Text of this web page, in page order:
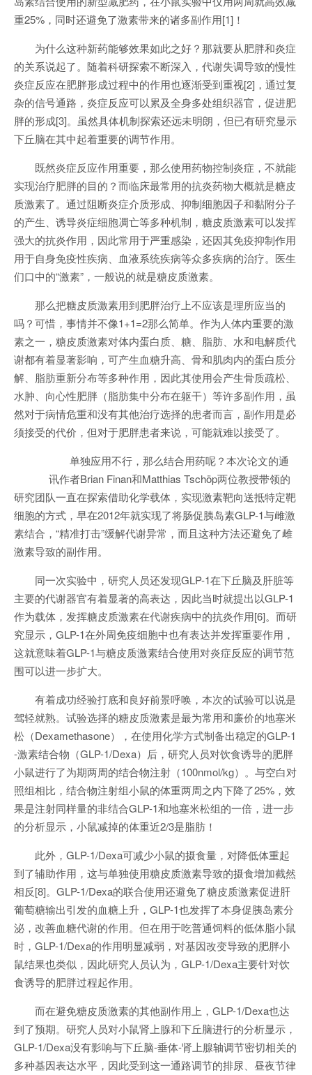
重25%，同时还避免了激素带来的诸多副作用[1]！
为什么这种新药能够效果如此之好？那就要从肥胖和炎症
的关系说起了。随着科研探索不断深入，代谢失调导致的慢性
炎症反应在肥胖形成过程中的作用也逐渐受到重视[2]，通过复
杂的信号通路，炎症反应可以累及全身多处组织器官，促进肥
胖的形成[3]。虽然具体机制探索还远未明朗，但已有研究显示
下丘脑在其中起着重要的调节作用。
既然炎症反应作用重要，那么使用药物控制炎症，不就能
实现治疗肥胖的目的？而临床最常用的抗炎药物大概就是糖皮
质激素了。通过阻断炎症介质形成、抑制细胞因子和黏附分子
的产生、诱导炎症细胞凋亡等多种机制，糖皮质激素可以发挥
强大的抗炎作用，因此常用于严重感染，还因其免疫抑制作用
用于自身免疫性疾病、血液系统疾病等众多疾病的治疗。医生
们口中的“激素”，一般说的就是糖皮质激素。
那么把糖皮质激素用到肥胖治疗上不应该是理所应当的
吗？可惜，事情并不像1+1=2那么简单。作为人体内重要的激
素之一，糖皮质激素对体内蛋白质、糖、脂肪、水和电解质代
谢都有着显著影响，可产生血糖升高、骨和肌肉内的蛋白质分
解、脂肪重新分布等多种作用，因此其使用会产生骨质疏松、
水肿、向心性肥胖（脂肪集中分布在躯干）等许多副作用，虽
然对于病情危重和没有其他治疗选择的患者而言，副作用是必
须接受的代价，但对于肥胖患者来说，可能就难以接受了。
单独应用不行，那么结合用药呢？本次论文的通
讯作者Brian Finan和Matthias Tschöp两位教授带领的
研究团队一直在探索借助化学载体，实现激素靶向送抵特定靶
细胞的方式，早在2012年就实现了将肠促胰岛素GLP-1与雌激
素结合，“精准打击”缓解代谢异常，而且这种方法还避免了雌
激素导致的副作用。
同一次实验中，研究人员还发现GLP-1在下丘脑及肝脏等
主要的代谢器官有着显著的高表达，因此当时就提出以GLP-1
作为载体，发挥糖皮质激素在代谢疾病中的抗炎作用[6]。而研
究显示，GLP-1在外周免疫细胞中也有表达并发挥重要作用，
这就意味着GLP-1与糖皮质激素结合使用对炎症反应的调节范
围可以进一步扩大。
有着成功经验打底和良好前景呼唤，本次的试验可以说是
驾轻就熟。试验选择的糖皮质激素是最为常用和廉价的地塞米
松（Dexamethasone），在使用化学方式制备出稳定的GLP-1
-激素结合物（GLP-1/Dexa）后，研究人员对饮食诱导的肥胖
小鼠进行了为期两周的结合物注射（100nmol/kg）。与空白对
照组相比，结合物注射组小鼠的体重两周之内下降了25%，效
果是注射同样量的非结合GLP-1和地塞米松组的一倍，进一步
的分析显示，小鼠减掉的体重近2/3是脂肪！
此外，GLP-1/Dexa可减少小鼠的摄食量，对降低体重起
到了辅助作用，这与单独使用糖皮质激素导致的摄食增加截然
相反[8]。GLP-1/Dexa的联合使用还避免了糖皮质激素促进肝
葡萄糖输出引发的血糖上升，GLP-1也发挥了本身促胰岛素分
泌，改善血糖代谢的作用。但在用于吃普通饲料的低体脂小鼠
时，GLP-1/Dexa的作用明显减弱，对基因改变导致的肥胖小
鼠结果也类似，因此研究人员认为，GLP-1/Dexa主要针对饮
食诱导的肥胖过程起作用。
而在避免糖皮质激素的其他副作用上，GLP-1/Dexa也达
到了预期。研究人员对小鼠肾上腺和下丘脑进行的分析显示，
GLP-1/Dexa没有影响与下丘脑-垂体-肾上腺轴调节密切相关的
多种基因表达水平，因此受到这一通路调节的排尿、昼夜节律